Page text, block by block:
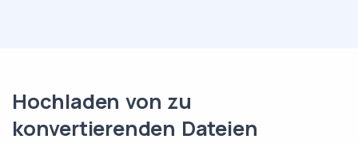
Hochladen von zu
konvertierenden Dateien